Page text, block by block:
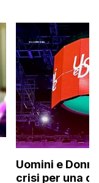
Uomini e
crisi per una